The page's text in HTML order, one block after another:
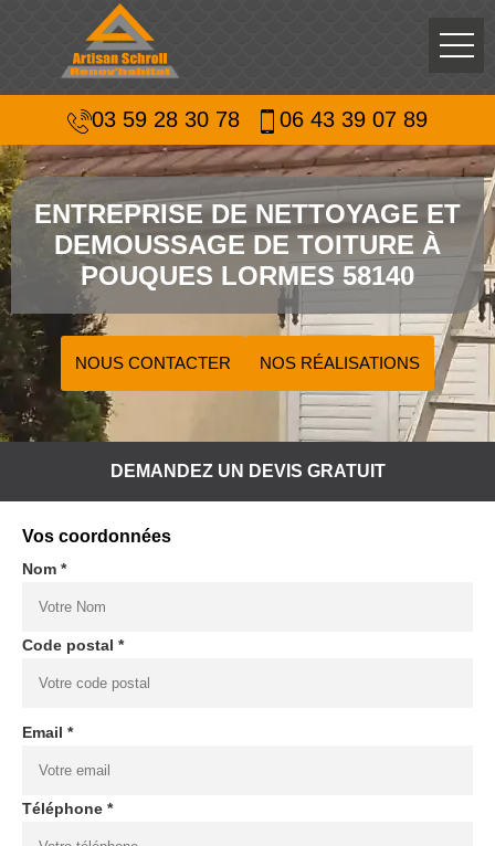
03 59 28 30 78 06 43 39 07 89
ENTREPRISE DE NETTOYAGE ET
DEMOUSSAGE DE TOITURE À
POUQUES LORMES 58140
NOUS CONTACTER NOS RÉALISATIONS
DEMANDEZ UN DEVIS GRATUIT
Vos coordonnées
Nom *
Code postal *
Email *
Téléphone *